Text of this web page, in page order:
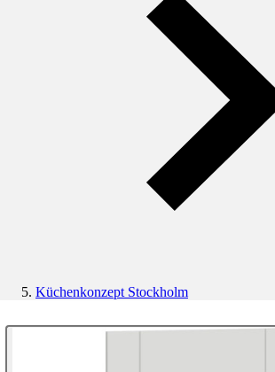
Küchenkonzept Stockholm